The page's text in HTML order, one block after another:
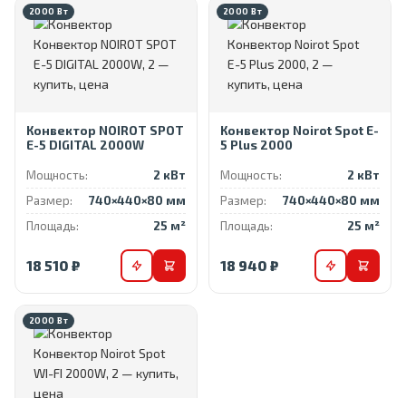
2000 Вт
Конвектор NOIROT SPOT
E-5 DIGITAL 2000W
Мощность:
2 кВт
Размер:
740×440×80 мм
Площадь:
25 м²
18 510 ₽
2000 Вт
Конвектор Noirot Spot E-
5 Plus 2000
Мощность:
2 кВт
Размер:
740×440×80 мм
Площадь:
25 м²
18 940 ₽
2000 Вт